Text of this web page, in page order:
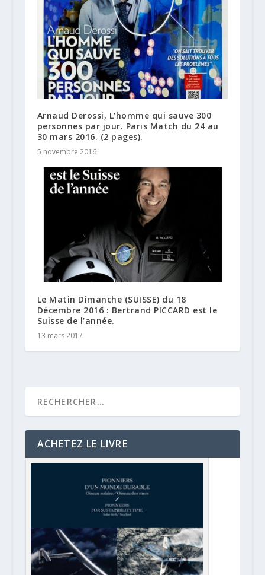
Arnaud Derossi, L’homme qui sauve 300
personnes par jour. Paris Match du 24 au
30 mars 2016. (2 pages).
5 novembre 2016
Le Matin Dimanche (SUISSE) du 18
Décembre 2016 : Bertrand PICCARD est le
Suisse de l’année.
13 mars 2017
ACHETEZ LE LIVRE